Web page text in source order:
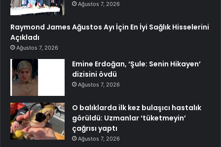
Ağustos 7, 2026
Raymond James Ağustos Ayı İçin En İyi Sağlık Hisselerini
Açıkladı
Ağustos 7, 2026
Emine Erdoğan, ‘Şule: Senin Hikayen’
dizisini övdü
Ağustos 7, 2026
O balıklarda ilk kez bulaşıcı hastalık
görüldü: Uzmanlar ‘tüketmeyin’
çağrısı yaptı
Ağustos 7, 2026